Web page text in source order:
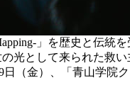
」を歴史と伝統
光として来られた救
（金）、「青山学院